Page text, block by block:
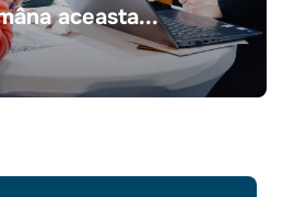
aceasta...